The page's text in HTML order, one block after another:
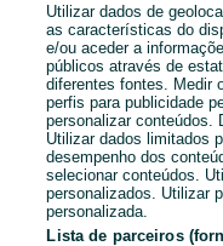
Email
Password
Utilizar dados de
as características do
e/ou aceder a
públicos através de
diferentes fontes. Medir
perfis para publicidade
personalizar conteúdos.
Utilizar dados limitados
desempenho dos
selecionar conteúdos.
personalizados. Utilizar
personalizada.
Lista de parceiros